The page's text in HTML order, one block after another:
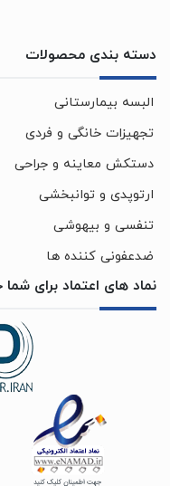
دسته بندی محصولات
البسه بیمارستانی
تجهیزات خانگی و فردی
دستکش معاینه و جراحی
ارتوپدی و توانبخشی
تنفسی و بیهوشی
ضدعفونی کننده ها
نماد های اعتماد برای شما